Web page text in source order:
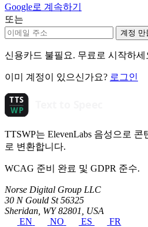
Google로 계속하기
또는
계정 만
신용카드 불필요. 무료로 시작하세
이미 계정이 있으신가요? 로그인
TTSWP는 ElevenLabs 음성으로
로 변환합니다.
WCAG 준비 완료 및 GDPR 준수.
Norse Digital Group LLC
30 N Gould St 56325
Sheridan, WY 82801, USA
EN
NO ES FR